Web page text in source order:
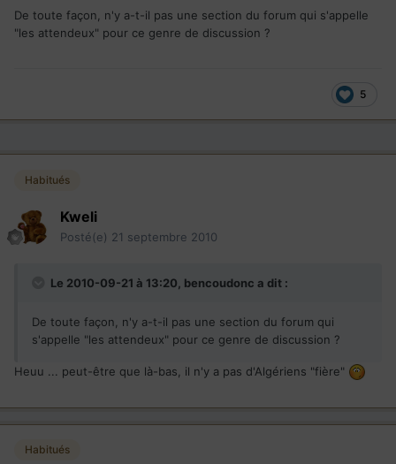
De toute façon, n'y a-t-il pas une section du forum qui s'appelle
"les attendeux" pour ce genre de discussion ?
5
Habitués
Kweli
Posté(e) 21 septembre 2010
Le 2010-09-21 à 13:20, bencoudonc a dit :
De toute façon, n'y a-t-il pas une section du forum qui
s'appelle "les attendeux" pour ce genre de discussion ?
Heuu ... peut-être que là-bas, il n'y a pas d'Algériens "fière"
Habitués